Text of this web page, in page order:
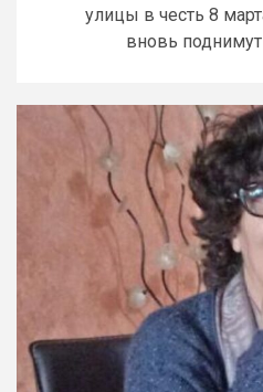
улицы в честь 8
вновь поднимут